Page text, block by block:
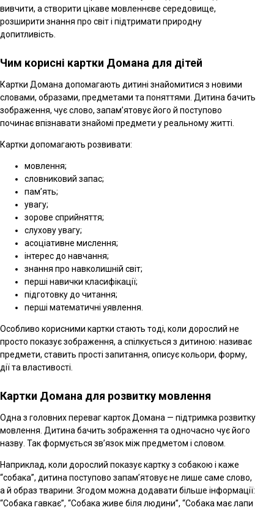
вивчити, а створити цікаве мовленнєве середовище,
розширити знання про світ і підтримати природну
допитливість.
Чим корисні картки Домана для дітей
Картки Домана допомагають дитині знайомитися з новими
словами, образами, предметами та поняттями. Дитина бачить
зображення, чує слово, запам’ятовує його й поступово
починає впізнавати знайомі предмети у реальному житті.
Картки допомагають розвивати:
мовлення;
словниковий запас;
пам’ять;
увагу;
зорове сприйняття;
слухову увагу;
асоціативне мислення;
інтерес до навчання;
знання про навколишній світ;
перші навички класифікації;
підготовку до читання;
перші математичні уявлення.
Особливо корисними картки стають тоді, коли дорослий не
просто показує зображення, а спілкується з дитиною: називає
предмети, ставить прості запитання, описує кольори, форму,
дії та властивості.
Картки Домана для розвитку мовлення
Одна з головних переваг карток Домана — підтримка розвитку
мовлення. Дитина бачить зображення та одночасно чує його
назву. Так формується зв’язок між предметом і словом.
Наприклад, коли дорослий показує картку з собакою і каже
“собака”, дитина поступово запам’ятовує не лише саме слово,
а й образ тварини. Згодом можна додавати більше інформації:
“Собака гавкає”, “Собака живе біля людини”, “Собака має лапи